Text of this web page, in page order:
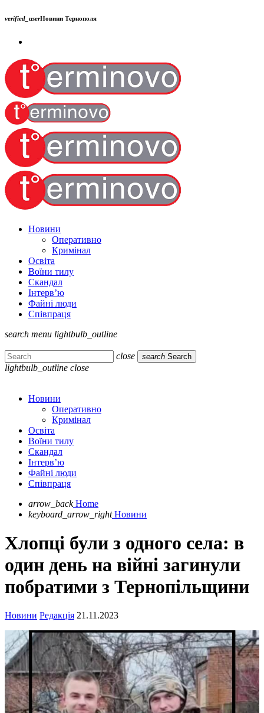
verified_userНовини Тернополя
Новини
Оперативно
Кримінал
Освіта
Воїни тилу
Скандал
Інтерв’ю
Файні люди
Співпраця
search menu lightbulb_outline
close search Search
lightbulb_outline close
Новини
Оперативно
Кримінал
Освіта
Воїни тилу
Скандал
Інтерв’ю
Файні люди
Співпраця
arrow_back Home
keyboard_arrow_right Новини
Хлопці були з одного села: в
один день на війні загинули
побратими з Тернопільщини
Новини Редакція 21.11.2023